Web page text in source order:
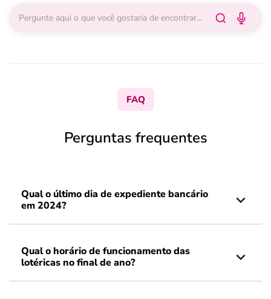
FAQ
Perguntas frequentes
Qual o último dia de expediente bancário
em 2024?
Qual o horário de funcionamento das
lotéricas no final de ano?